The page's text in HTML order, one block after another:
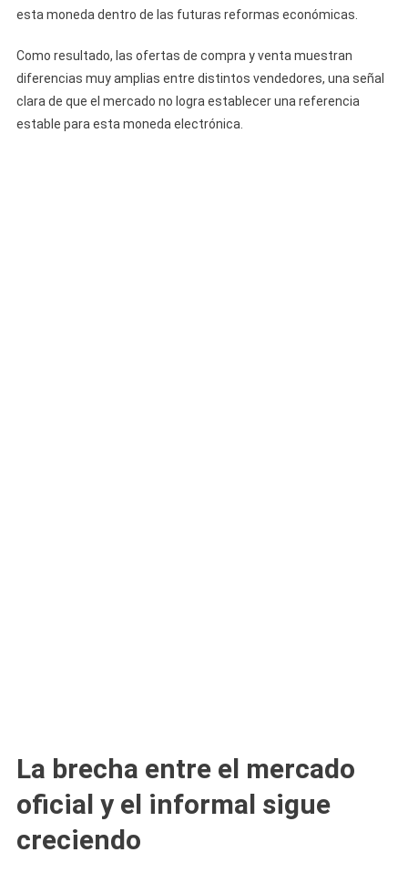
esta moneda dentro de las futuras reformas económicas.
Como resultado, las ofertas de compra y venta muestran
diferencias muy amplias entre distintos vendedores, una señal
clara de que el mercado no logra establecer una referencia
estable para esta moneda electrónica.
La brecha entre el mercado
oficial y el informal sigue
creciendo